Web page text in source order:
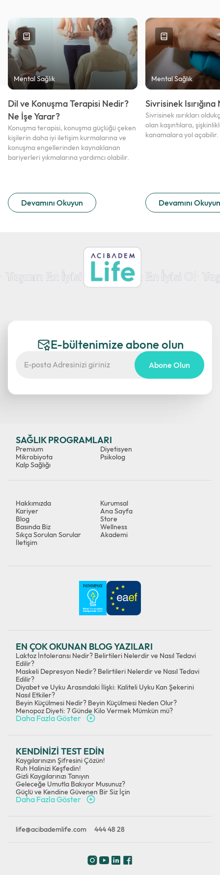
Mental Sağlık
Dil ve Konuşma Terapisi Nedir?
Ne İşe Yarar?
Devamını Okuyun
Konuşma terapisi, konuşma güçlüğü çeken
kişilerin daha iyi iletişim kurmalarına ve
konuşma engellerinden kaynaklanan
bariyerleri yıkmalarına yardımcı olabilir.
Mental Sağlık
Sivrisinek
Devamını Okuyun
Sivrisinek ısırıkları
olan kaşıntılara,
kanamalara yol açabilir.
E-bültenimize abone olun
Abone Olun
SAĞLIK PROGRAMLARI
Premium
Mikrobiyota
Kalp Sağlığı
Diyetisyen
Psikolog
Hakkımızda
Kurumsal
Kariyer
Ana Sayfa
Blog
Store
Basında Biz
Wellness
Sıkça Sorulan Sorular
Akademi
İletişim
EN ÇOK OKUNAN BLOG YAZILARI
Laktoz İntoleransı Nedir? Belirtileri Nelerdir ve Nasıl Tedavi
Edilir?
Maskeli Depresyon Nedir? Belirtileri Nelerdir ve Nasıl Tedavi
Edilir?
Diyabet ve Uyku Arasındaki İlişki: Kaliteli Uyku Kan Şekerini
Nasıl Etkiler?
Beyin Küçülmesi Nedir? Beyin Küçülmesi Neden Olur?
Menopoz Diyeti: 7 Günde Kilo Vermek Mümkün mü?
Daha Fazla Göster
KENDİNİZİ TEST EDİN
Kaygılarınızın Şifresini Çözün!
Ruh Halinizi Keşfedin!
Gizli Kaygılarınızı Tanıyın
Geleceğe Umutla Bakıyor Musunuz?
Güçlü ve Kendine Güvenen Bir Siz İçin
Daha Fazla Göster
life@acibademlife.com 444 48 28